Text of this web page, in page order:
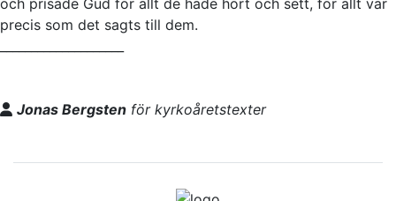
precis som det sagts till dem.
Jonas Bergsten för kyrkoåretstexter